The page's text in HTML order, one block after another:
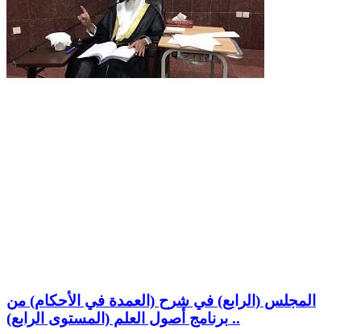
المجلس (الرابع) في شرح (العمدة في الأحكام) من
برنامج أصول العلم (المستوى الرابع) ..